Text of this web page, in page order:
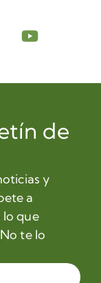
de
y
a
que
te lo